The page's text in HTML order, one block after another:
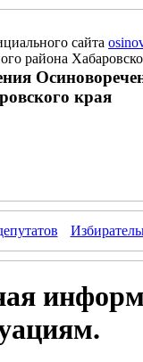
сайта
района
края